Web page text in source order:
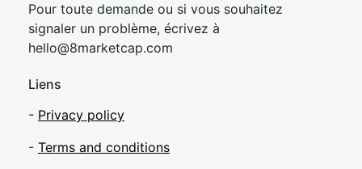
Pour toute demande ou si vous souhaitez
signaler un problème, écrivez à
hello@8marketcap.com
Liens
- Privacy policy
- Terms and conditions